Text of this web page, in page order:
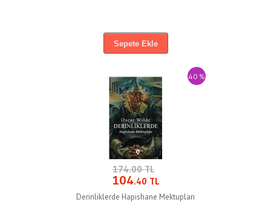
Sepete Ekle
40 %
174.00 TL
104.40 TL
Derinliklerde Hapishane Mektupları